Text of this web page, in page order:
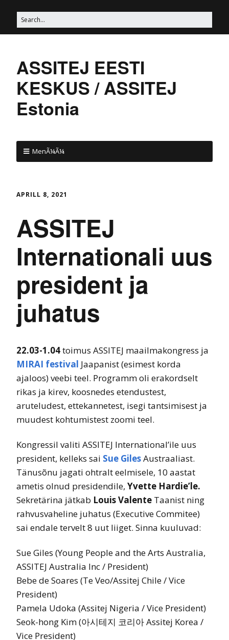
ASSITEJ EESTI
KESKUS / ASSITEJ
Estonia
MenÃ¼Ã¼
APRILL 8, 2021
ASSITEJ
Internationali uus
president ja
juhatus
22.03-1.04toimus ASSITEJ maailmakongress ja
MIRAI festival Jaapanist (esimest korda
ajaloos) veebi teel. Programm oli erakordselt
rikas ja kirev, koosnedes etendustest,
aruteludest, ettekannetest, isegi tantsimisest ja
muudest kohtumistest zoomi teel.
Kongressil valiti ASSITEJ International’ile uus
president, kelleks sai Sue GilesAustraaliast.
Tänusõnu jagati ohtralt eelmisele, 10 aastat
ametis olnud presidendile, Yvette Hardie’le.
Sekretärina jätkab Louis Valente Taanist ning
rahvusvaheline juhatus (Executive Commitee)
sai endale tervelt 8 uut liiget. Sinna kuuluvad:
Sue Giles (Young People and the Arts Australia,
ASSITEJ Australia Inc / President)
Bebe de Soares (Te Veo/Assitej Chile / Vice
President)
Pamela Udoka (Assitej Nigeria / Vice President)
Seok-hong Kim (아시테지 코리아 Assitej Korea /
Vice President)